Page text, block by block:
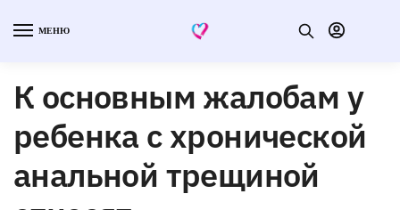
МЕНЮ
К основным жалобам у
ребенка с хронической
анальной трещиной